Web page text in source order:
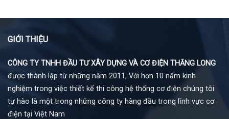
GIỚI THIỆU
CÔNG TY TNHH ĐẦU TƯ XÂY DỰNG VÀ CƠ ĐIỆN THĂNG LONG
được thành lập từ những năm 2011, Với hơn 10 năm kinh
nghiệm trong việc thiết kế thi công hệ thống cơ điện chúng tôi
tự hào là một trong những công ty hàng đầu trong lĩnh vực cơ
điện tại Việt Nam